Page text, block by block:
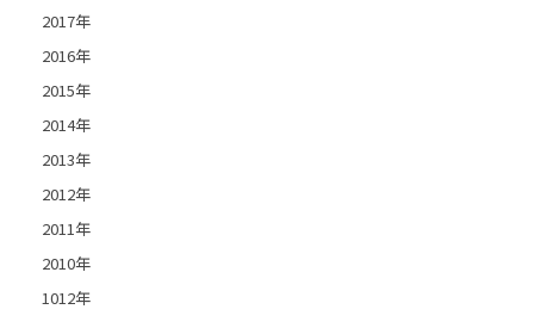
2017年
2016年
2015年
2014年
2013年
2012年
2011年
2010年
1012年